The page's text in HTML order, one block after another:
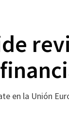
en la Unión